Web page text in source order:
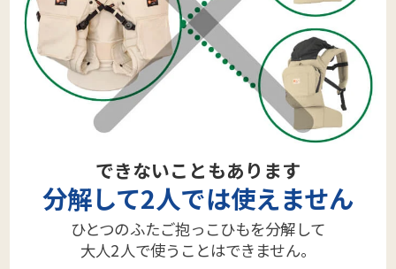
できないこともあります
分解して2人では使えません
ひとつのふたご抱っこひもを分解して
大人2人で使うことはできません。